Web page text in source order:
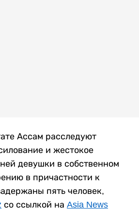
Ассам расследуют
и жестокое
девушки в собственном
в причастности к
пять человек,
со ссылкой на Asia News